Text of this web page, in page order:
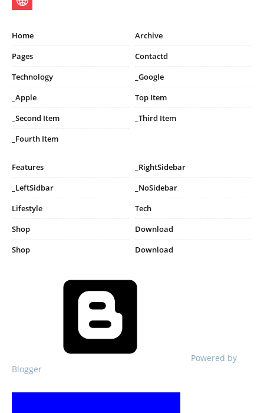
Home
Archive
Pages
Contactd
Technology
_Google
_Apple
Top Item
_Second Item
_Third Item
_Fourth Item
Features
_RightSidebar
_LeftSidbar
_NoSidebar
Lifestyle
Tech
Shop
Download
Shop
Download
Powered by
Blogger